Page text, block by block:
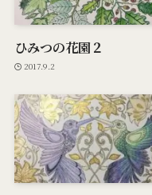
ひみつの花園２
2017.9.2